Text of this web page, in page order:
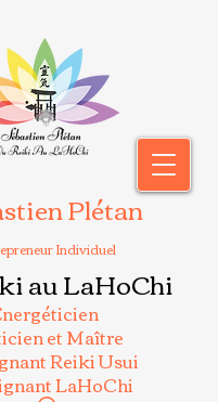
Plétan
Individuel
au LaHoChi
et Maître
Reiki Usui
LaHoChi